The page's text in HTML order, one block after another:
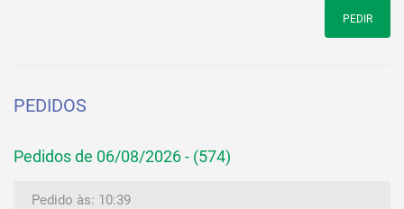
PEDIR
PEDIDOS
Pedidos de 06/08/2026 - (574)
Pedido às: 10:39